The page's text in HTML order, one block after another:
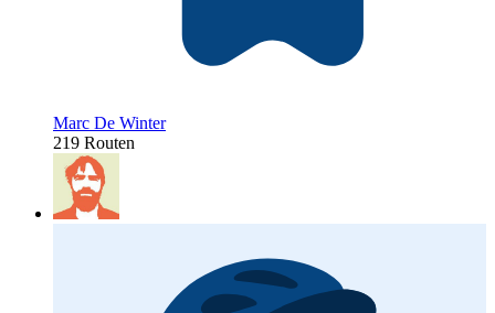
Marc De Winter
219 Routen